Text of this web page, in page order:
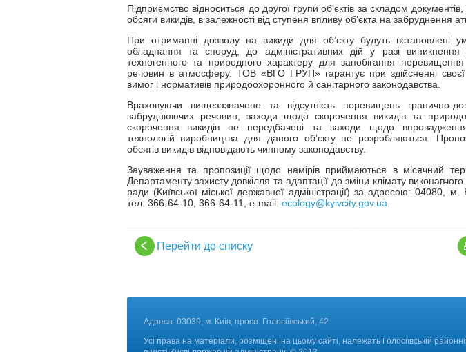
Підприємство відноситься до другої групи об’єктів за складом
обсяги викидів, в залежності від ступеня впливу об’єкта на забруднення
При отриманні дозволу на викиди для об’єкту будуть встановлені
обладнання та споруд, до адміністративних дій у разі виникнення
техногенного та природного характеру для запобігання
речовин в атмосферу. ТОВ «ВГО ГРУП» гарантує при здійсненні своєї
вимог і нормативів природоохоронного й санітарного законодавства.
Враховуючи вищезазначене та відсутність перевищень гранично-
забруднюючих речовин, заходи щодо скорочення викидів та
скорочення викидів не передбачені та заходи щодо
технологій виробництва для даного об’єкту не розробляються.
обсягів викидів відповідають чинному законодавству.
Зауваження та пропозиції щодо намірів приймаються в місячний
Департаменту захисту довкілля та адаптації до зміни клімату виконавчого
ради (Київської міської державної адміністрації) за адресою: 04080, м.
тел. 366-64-10, 366-64-11, e-mail: ecology@kyivcity.gov.ua
Перейти до списку
Адреса: 03039, м. Київ, просп. Голосіївський, 42
Усі права на матеріали, розміщені на цьому сайті, належать Голосіївській